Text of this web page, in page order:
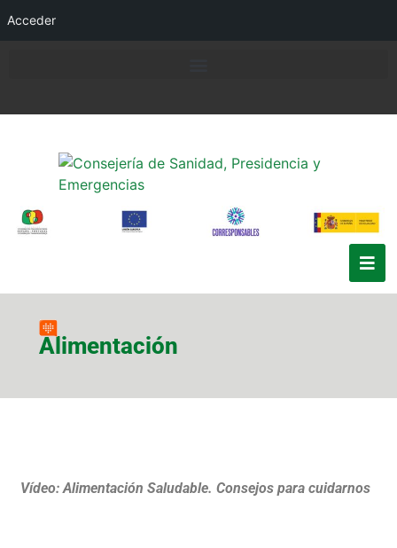
Acceder
Alimentación
Vídeo: Alimentación Saludable. Consejos para cuidarnos